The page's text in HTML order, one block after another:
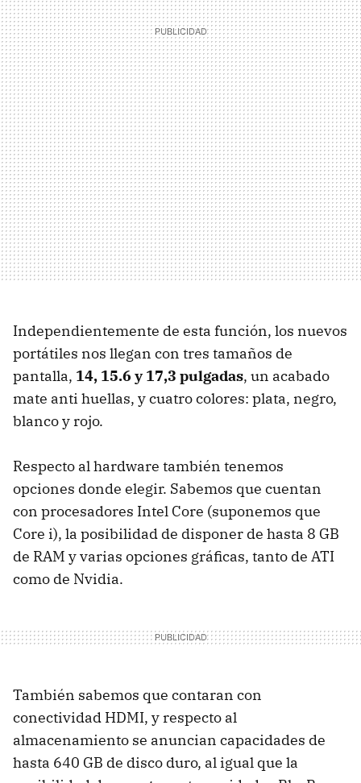
Independientemente de esta función, los nuevos
portátiles nos llegan con tres tamaños de
pantalla, 14, 15.6 y 17,3 pulgadas, un acabado
mate anti huellas, y cuatro colores: plata, negro,
blanco y rojo.
Respecto al hardware también tenemos
opciones donde elegir. Sabemos que cuentan
con procesadores Intel Core (suponemos que
Core i), la posibilidad de disponer de hasta 8 GB
de RAM y varias opciones gráficas, tanto de ATI
como de Nvidia.
También sabemos que contaran con
conectividad HDMI, y respecto al
almacenamiento se anuncian capacidades de
hasta 640 GB de disco duro, al igual que la